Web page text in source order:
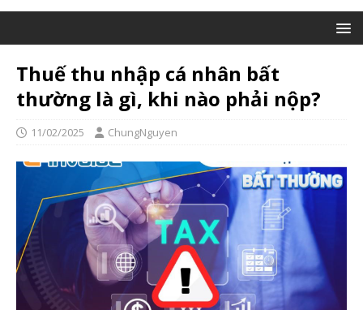
Thuế thu nhập cá nhân bất
thường là gì, khi nào phải nộp?
11/02/2025 ChungNguyen